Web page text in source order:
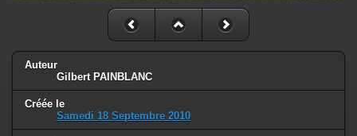
Auteur
Gilbert PAINBLANC
Créée le
Samedi 18 Septembre 2010